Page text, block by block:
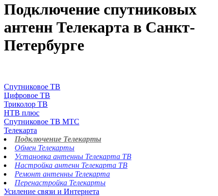
Подключение спутниковых
антенн Телекарта в Санкт-
Петербурге
Спутниковое ТВ
Цифровое ТВ
Триколор ТВ
НТВ плюс
Спутниковое ТВ МТС
Телекарта
Подключение Телекарты
Обмен Телекарты
Установка антенны Телекарта ТВ
Настройка антенн Телекарта ТВ
Ремонт антенны Телекарта
Перенастройка Телекарты
Усиление связи и Интернета